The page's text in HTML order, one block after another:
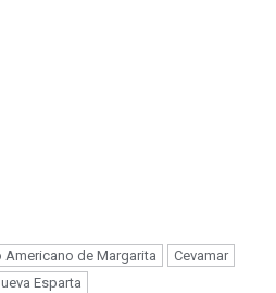
Americano de Margarita
Cevamar
Esparta